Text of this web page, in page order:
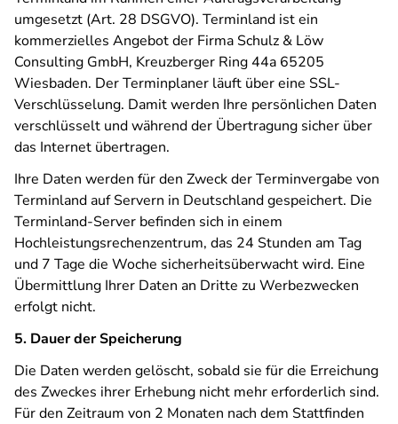
umgesetzt (Art. 28 DSGVO). Terminland ist ein
kommerzielles Angebot der Firma Schulz & Löw
Consulting GmbH, Kreuzberger Ring 44a 65205
Wiesbaden. Der Terminplaner läuft über eine SSL-
Verschlüsselung. Damit werden Ihre persönlichen Daten
verschlüsselt und während der Übertragung sicher über
das Internet übertragen.
Ihre Daten werden für den Zweck der Terminvergabe von
Terminland auf Servern in Deutschland gespeichert. Die
Terminland-Server befinden sich in einem
Hochleistungsrechenzentrum, das 24 Stunden am Tag
und 7 Tage die Woche sicherheitsüberwacht wird. Eine
Übermittlung Ihrer Daten an Dritte zu Werbezwecken
erfolgt nicht.
5. Dauer der Speicherung
Die Daten werden gelöscht, sobald sie für die Erreichung
des Zweckes ihrer Erhebung nicht mehr erforderlich sind.
Für den Zeitraum von 2 Monaten nach dem Stattfinden